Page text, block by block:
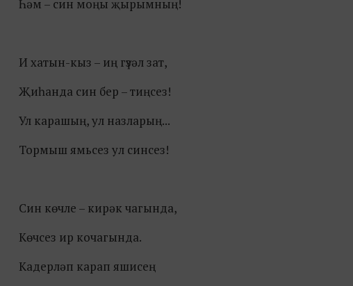
Һәм – син моңы җырымның!
И хатын-кыз – иң гүзәл зат,
Җиһанда син бер – тиңсез!
Ул карашың, ул назларың...
Тормыш ямьсез ул синсез!
Син көчле – кирәк чагында,
Көчсез ир кочагында.
Кадерләп карап яшисең